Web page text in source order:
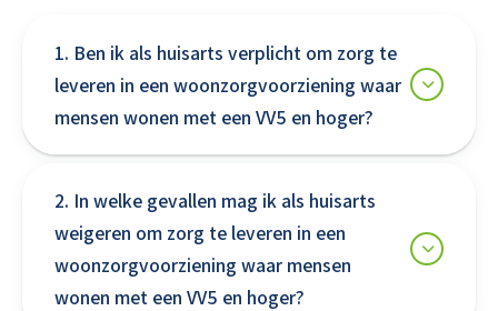
1. Ben ik als huisarts verplicht om zorg te
leveren in een woonzorgvoorziening waar
mensen wonen met een VV5 en hoger?
2. In welke gevallen mag ik als huisarts
weigeren om zorg te leveren in een
woonzorgvoorziening waar mensen
wonen met een VV5 en hoger?